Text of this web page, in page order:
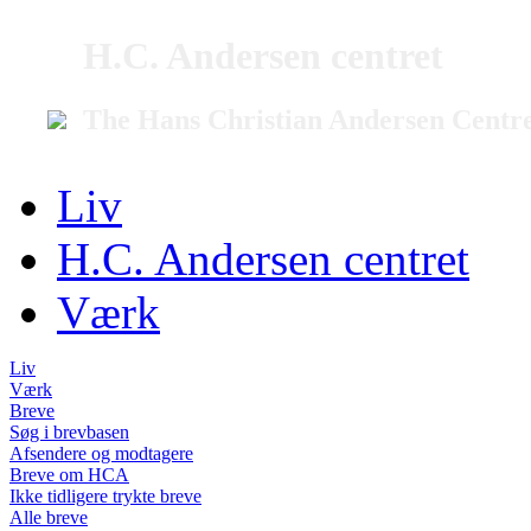
Liv
H.C. Andersen centret
Værk
Liv
Værk
Breve
Søg i brevbasen
Afsendere og modtagere
Breve om HCA
Ikke tidligere trykte breve
Alle breve